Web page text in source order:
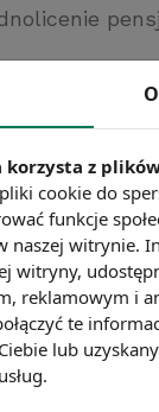
wiedzieć
korzysta z
cookie do
funkcje
naszej witrynie.
witryny,
reklamowym i
te
lub